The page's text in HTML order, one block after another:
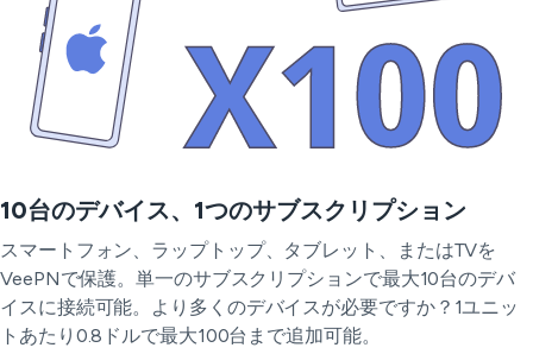
10台のデバイス、1つのサブスクリプション
スマートフォン、ラップトップ、タブレット、またはTVを
VeePNで保護。単一のサブスクリプションで最大10台のデバ
イスに接続可能。より多くのデバイスが必要ですか？1ユニッ
トあたり0.8ドルで最大100台まで追加可能。